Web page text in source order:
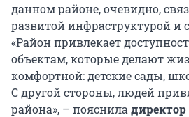
данном районе, очевидно,
развитой инфраструктурой и
«Район привлекает
объектам, которые делают
комфортной: детские сады,
С другой стороны, людей
района», – пояснила директор